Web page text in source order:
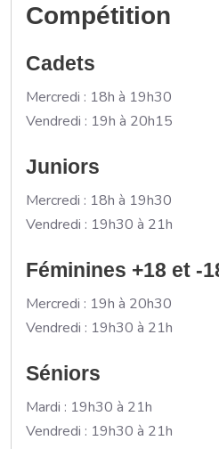
Compétition
Cadets
Mercredi : 18h à 19h30
Vendredi : 19h à 20h15
Juniors
Mercredi : 18h à 19h30
Vendredi : 19h30 à 21h
Féminines +18 et -
Mercredi : 19h à 20h30
Vendredi : 19h30 à 21h
Séniors
Mardi : 19h30 à 21h
Vendredi : 19h30 à 21h